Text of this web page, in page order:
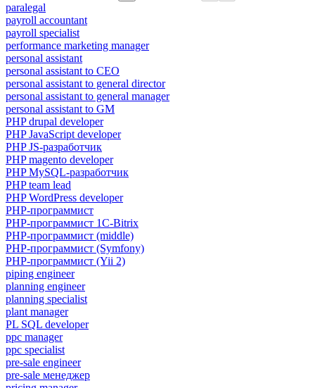
paralegal
payroll accountant
payroll specialist
performance marketing manager
personal assistant
personal assistant to CEO
personal assistant to general director
personal assistant to general manager
personal assistant to GM
PHP drupal developer
PHP JavaScript developer
PHP JS-разработчик
PHP magento developer
PHP MySQL-разработчик
PHP team lead
PHP WordPress developer
PHP-программист
PHP-программист 1C-Bitrix
PHP-программист (middle)
PHP-программист (Symfony)
PHP-программист (Yii 2)
piping engineer
planning engineer
planning specialist
plant manager
PL SQL developer
ppc manager
ppc specialist
pre-sale engineer
pre-sale менеджер